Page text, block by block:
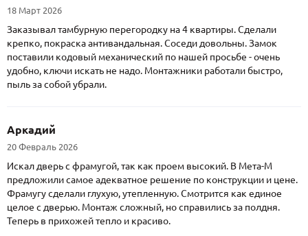
18 Март 2026
Заказывал тамбурную перегородку на 4 квартиры. Сделали
крепко, покраска антивандальная. Соседи довольны. Замок
поставили кодовый механический по нашей просьбе - очень
удобно, ключи искать не надо. Монтажники работали быстро,
пыль за собой убрали.
Аркадий
20 Февраль 2026
Искал дверь с фрамугой, так как проем высокий. В Мета-М
предложили самое адекватное решение по конструкции и цене.
Фрамугу сделали глухую, утепленную. Смотрится как единое
целое с дверью. Монтаж сложный, но справились за полдня.
Теперь в прихожей тепло и красиво.